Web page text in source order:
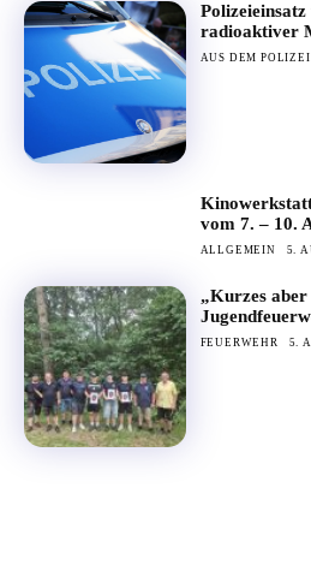
radioaktiver
AUS DEM
vom 7. – 10.
ALLGEMEIN 5.
„Kurzes aber
FEUERWEHR 5.